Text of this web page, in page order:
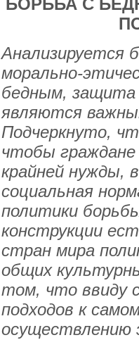
БОРЬБА С
Анализируется
морально-
бедным, защита
являются
Подчеркнуто,
чтобы
крайней нужды,
социальная
политики
конструкции
стран мира
общих
том, что ввиду
подходов к
осуществлению